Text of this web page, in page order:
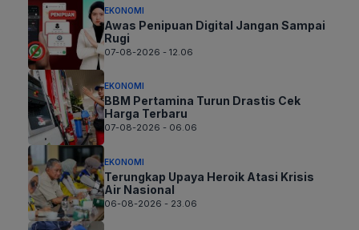
EKONOMI
Awas Penipuan Digital Jangan Sampai
Rugi
07-08-2026 - 12.06
EKONOMI
BBM Pertamina Turun Drastis Cek
Harga Terbaru
07-08-2026 - 06.06
EKONOMI
Terungkap Upaya Heroik Atasi Krisis
Air Nasional
06-08-2026 - 23.06